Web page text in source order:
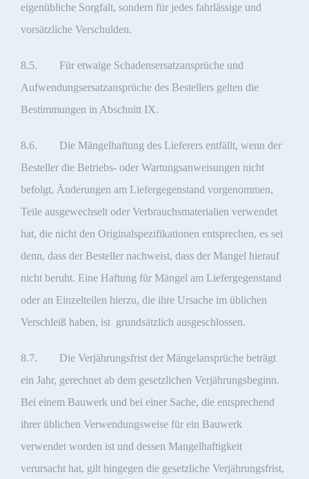
eigenübliche Sorgfalt, sondern für jedes fahrlässige und
vorsätzliche Verschulden.
8.5. Für etwaige Schadensersatzansprüche und
Aufwendungsersatzansprüche des Bestellers gelten die
Bestimmungen in Abschnitt IX.
8.6. Die Mängelhaftung des Lieferers entfällt, wenn der
Besteller die Betriebs- oder Wartungsanweisungen nicht
befolgt, Änderungen am Liefergegenstand vorgenommen,
Teile ausgewechselt oder Verbrauchsmaterialien verwendet
hat, die nicht den Originalspezifikationen entsprechen, es sei
denn, dass der Besteller nachweist, dass der Mangel hierauf
nicht beruht. Eine Haftung für Mängel am Liefergegenstand
oder an Einzelteilen hierzu, die ihre Ursache im üblichen
Verschleiß haben, ist grundsätzlich ausgeschlossen.
8.7. Die Verjährungsfrist der Mängelansprüche beträgt
ein Jahr, gerechnet ab dem gesetzlichen Verjährungsbeginn.
Bei einem Bauwerk und bei einer Sache, die entsprechend
ihrer üblichen Verwendungsweise für ein Bauwerk
verwendet worden ist und dessen Mangelhaftigkeit
verursacht hat, gilt hingegen die gesetzliche Verjährungsfrist,